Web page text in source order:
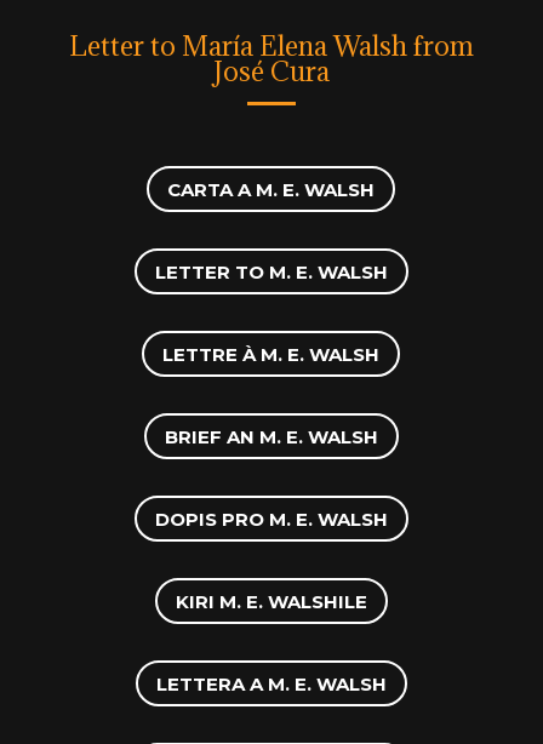
Letter to María Elena Walsh from
José Cura
CARTA A M. E. WALSH
LETTER TO M. E. WALSH
LETTRE À M. E. WALSH
BRIEF AN M. E. WALSH
DOPIS PRO M. E. WALSH
KIRI M. E. WALSHILE
LETTERA A M. E. WALSH